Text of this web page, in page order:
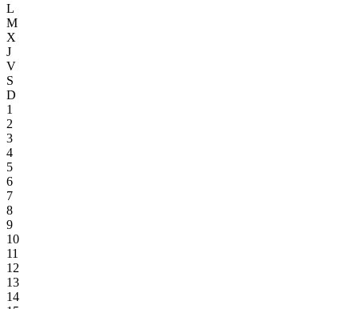
L
M
X
J
V
S
D
1
2
3
4
5
6
7
8
9
10
11
12
13
14